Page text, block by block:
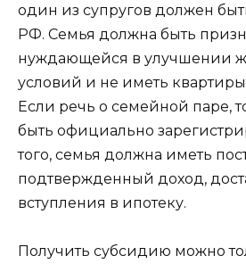
один из супругов должен
РФ. Семья должна быть
нуждающейся в улучшении
условий и не иметь квартиры
Если речь о семейной паре,
быть официально
того, семья должна иметь
подтвержденный доход,
вступления в ипотеку.
Получить субсидию можно